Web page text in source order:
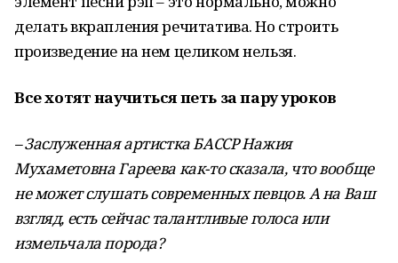
делать вкрапления речитатива. Но строить
произведение на нем целиком нельзя.
Всехотятнаучитьсяпеть запарууроков
–ЗаслуженнаяартисткаБАССРНажия
МухаметовнаГареевакак-то сказала, чтовообще
неможетслушать современных певцов.АнаВаш
взгляд, есть сейчас талантливыеголосаили
измельчалапорода?